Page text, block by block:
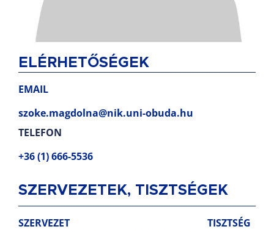
ELÉRHETŐSÉGEK
EMAIL
szoke.magdolna@nik.uni-obuda.hu
TELEFON
+36 (1) 666-5536
SZERVEZETEK, TISZTSÉGEK
SZERVEZET
TISZTSÉG